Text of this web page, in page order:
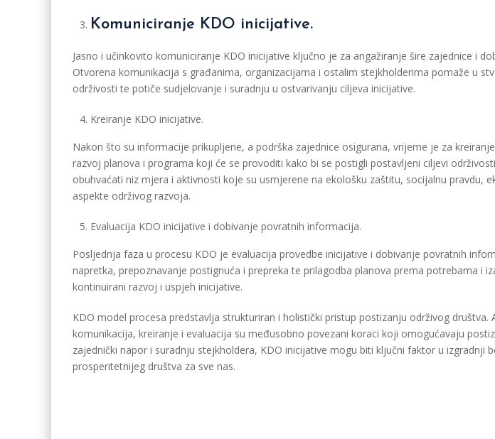
Komuniciranje KDO inicijative.
Jasno i učinkovito komuniciranje KDO inicijative ključno je za angažiranje šire zajednice i
Otvorena komunikacija s građanima, organizacijama i ostalim stejkholderima pomaže u
održivosti te potiče sudjelovanje i suradnju u ostvarivanju ciljeva inicijative.
Kreiranje KDO inicijative.
Nakon što su informacije prikupljene, a podrška zajednice osigurana, vrijeme je za
razvoj planova i programa koji će se provoditi kako bi se postigli postavljeni ciljevi
obuhvaćati niz mjera i aktivnosti koje su usmjerene na ekološku zaštitu, socijalnu pravdu,
aspekte održivog razvoja.
Evaluacija KDO inicijative i dobivanje povratnih informacija.
Posljednja faza u procesu KDO je evaluacija provedbe inicijative i dobivanje povratnih
napretka, prepoznavanje postignuća i prepreka te prilagodba planova prema potrebama i
kontinuirani razvoj i uspjeh inicijative.
KDO model procesa predstavlja strukturiran i holistički pristup postizanju održivog društva.
komunikacija, kreiranje i evaluacija su međusobno povezani koraci koji omogućavaju
zajednički napor i suradnju stejkholdera, KDO inicijative mogu biti ključni faktor u izgradnji
prosperitetnijeg društva za sve nas.